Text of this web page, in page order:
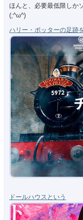
ほんと、必要最低限しか
(;^ω^)
ハリー・ポッターの足跡
ドールハウスという